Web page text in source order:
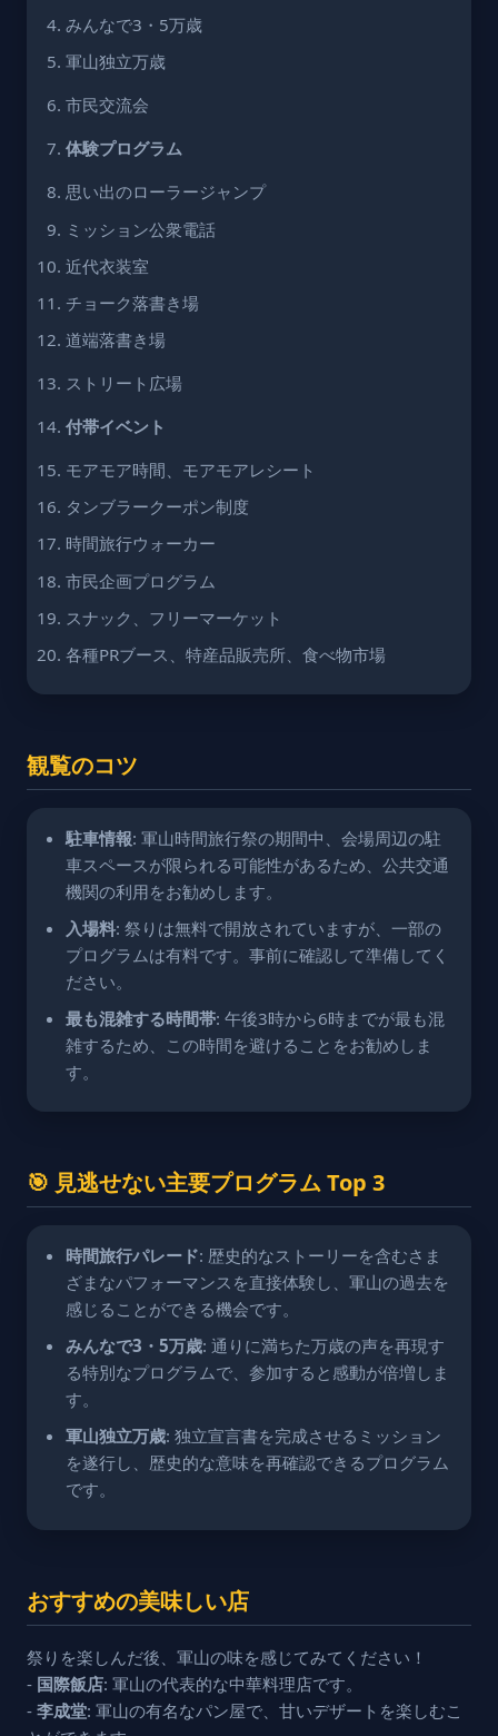
みんなで3・5万歳
軍山独立万歳
市民交流会
体験プログラム
思い出のローラージャンプ
ミッション公衆電話
近代衣装室
チョーク落書き場
道端落書き場
ストリート広場
付帯イベント
モアモア時間、モアモアレシート
タンブラークーポン制度
時間旅行ウォーカー
市民企画プログラム
スナック、フリーマーケット
各種PRブース、特産品販売所、食べ物市場
観覧のコツ
駐車情報: 軍山時間旅行祭の期間中、会場周辺の駐
車スペースが限られる可能性があるため、公共交通
機関の利用をお勧めします。
入場料: 祭りは無料で開放されていますが、一部の
プログラムは有料です。事前に確認して準備してく
ださい。
最も混雑する時間帯: 午後3時から6時までが最も混
雑するため、この時間を避けることをお勧めしま
す。
🎯 見逃せない主要プログラム Top 3
時間旅行パレード: 歴史的なストーリーを含むさま
ざまなパフォーマンスを直接体験し、軍山の過去を
感じることができる機会です。
みんなで3・5万歳: 通りに満ちた万歳の声を再現す
る特別なプログラムで、参加すると感動が倍増しま
す。
軍山独立万歳: 独立宣言書を完成させるミッション
を遂行し、歴史的な意味を再確認できるプログラム
です。
おすすめの美味しい店
祭りを楽しんだ後、軍山の味を感じてみてください！
- 国際飯店: 軍山の代表的な中華料理店です。
- 李成堂: 軍山の有名なパン屋で、甘いデザートを楽しむこ